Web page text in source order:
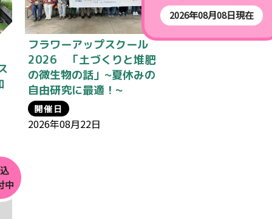
フラワーアップスクール
2026 「土づくりと堆肥
の微生物の話」~夏休みの
自由研究に最適！~
開催日
2026年08月22日
中
2026年08月08日現在